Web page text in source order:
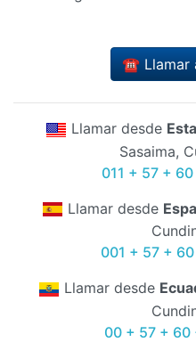
☎️ Llamar
Llamar desde
Sasaima,
011 + 57 +
Llamar desde
001 + 57 +
Llamar desde
00 + 57 + 60